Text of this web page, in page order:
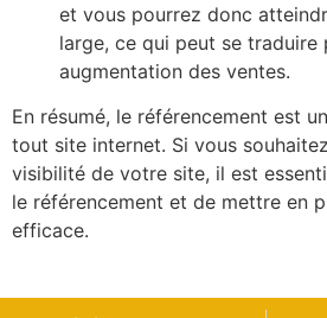
et vous pourrez donc
large, ce qui peut se traduire
augmentation des ventes.
En résumé, le référencement est
tout site internet. Si vous
visibilité de votre site, il est
le référencement et de mettre en
efficace.